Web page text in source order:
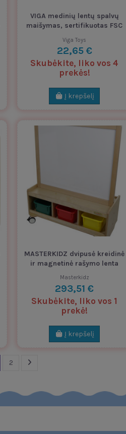
VIGA medinių lentų spalvų
maišymas, sertifikuotas FSC
Viga Toys
22,65 €
Skubėkite, liko vos 4
prekės!
Į krepšelį
MASTERKIDZ dvipusė kreidinė
ir magnetinė rašymo lenta
Masterkidz
293,51 €
Skubėkite, liko vos 1
prekė!
Į krepšelį
2